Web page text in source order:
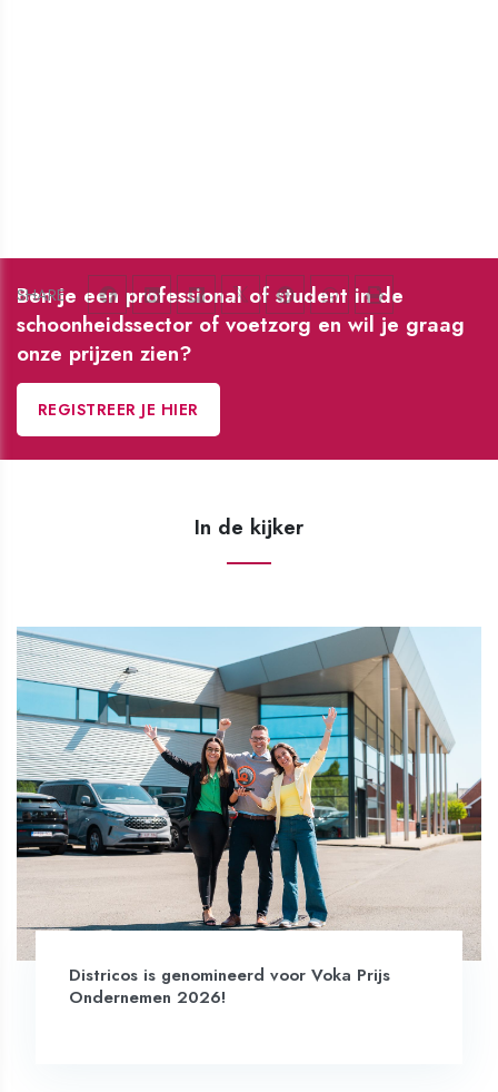
SHARE
Ben je een professional of student in de
schoonheidssector of voetzorg en wil je graag
onze prijzen zien?
REGISTREER JE HIER
In de kijker
Districos is genomineerd voor Voka Prijs
Ondernemen 2026!